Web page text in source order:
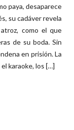
paya, desaparece
su cadáver revela
como el que
de su boda. Sin
en prisión. La
karaoke, los […]